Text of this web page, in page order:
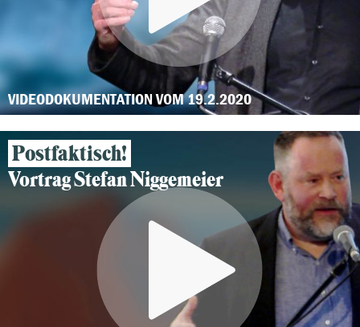
VIDEODOKUMENTATION VOM 19.2.2020
Postfaktisch!
Vortrag Stefan Niggemeier